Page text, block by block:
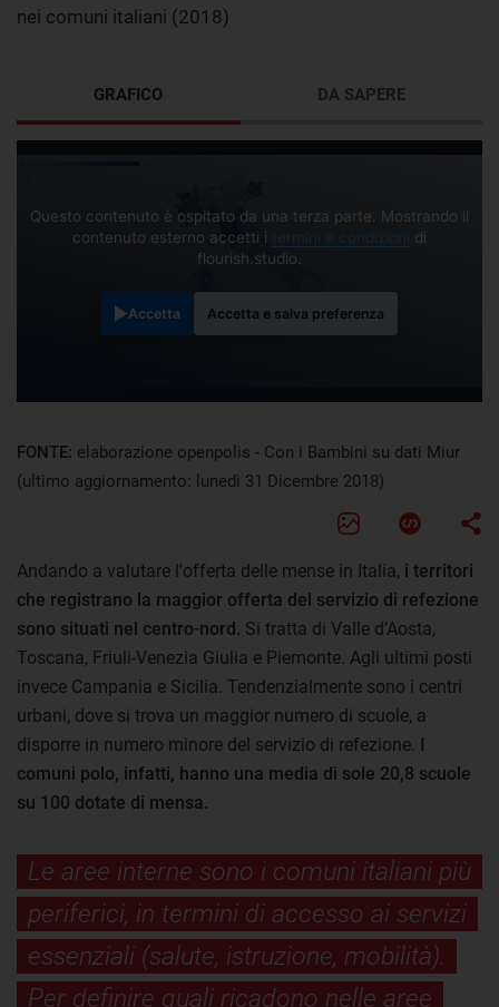
nei comuni italiani (2018)
GRAFICO
Questo contenuto è ospitato da una terza parte. Mostrando il
contenuto esterno accetti i termini e condizioni di
flourish.studio.
Accetta Accetta e salva preferenza
DA SAPERE
FONTE: elaborazione openpolis - Con i Bambini su dati Miur
(ultimo aggiornamento: lunedì 31 Dicembre 2018)
Andando a valutare l'offerta delle mense in Italia, i territori
che registrano la maggior offerta del servizio di refezione
sono situati nel centro-nord. Si tratta di Valle d’Aosta,
Toscana, Friuli-Venezia Giulia e Piemonte. Agli ultimi posti
invece Campania e Sicilia. Tendenzialmente sono i centri
urbani, dove si trova un maggior numero di scuole, a
disporre in numero minore del servizio di refezione. I
comuni polo, infatti, hanno una media di sole 20,8 scuole
su 100 dotate di mensa.
Le aree interne sono i comuni italiani più
periferici, in termini di accesso ai servizi
essenziali (salute, istruzione, mobilità).
Per definire quali ricadono nelle aree